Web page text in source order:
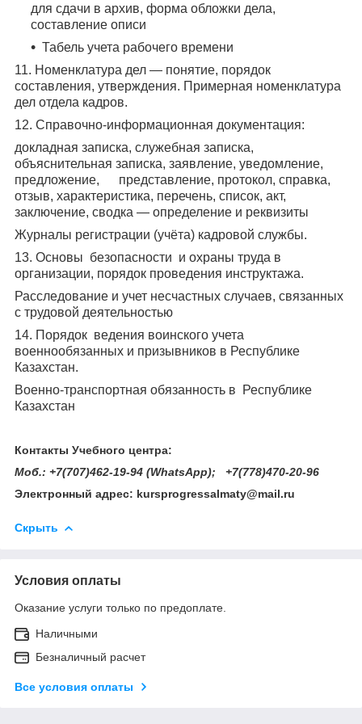
для сдачи в архив, форма обложки дела,
составление описи
Табель учета рабочего времени
11. Номенклатура дел — понятие, порядок
составления, утверждения. Примерная номенклатура
дел отдела кадров.
12. Справочно-информационная документация:
докладная записка, служебная записка,
объяснительная записка, заявление, уведомление,
предложение, представление, протокол, справка,
отзыв, характеристика, перечень, список, акт,
заключение, сводка — определение и реквизиты
Журналы регистрации (учёта) кадровой службы.
13. Основы безопасности и охраны труда в
организации, порядок проведения инструктажа.
Расследование и учет несчастных случаев, связанных
с трудовой деятельностью
14. Порядок ведения воинского учета
военнообязанных и призывников в Республике
Казахстан.
Военно-транспортная обязанность в Республике
Казахстан
Контакты Учебного центра:
Моб.: +7(707)462-19-94 (WhatsApp); +7(778)470-20-96
Электронный адрес: kursprogressalmaty@mail.ru
Скрыть
Условия оплаты
Оказание услуги только по предоплате.
Наличными
Безналичный расчет
Все условия оплаты